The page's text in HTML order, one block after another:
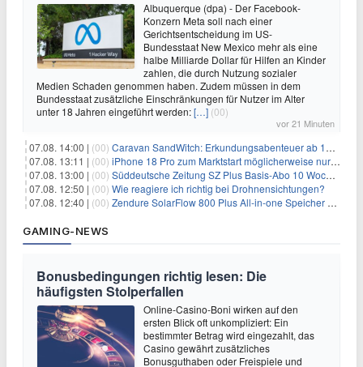
Albuquerque (dpa) - Der Facebook-
Konzern Meta soll nach einer
Gerichtsentscheidung im US-
Bundesstaat New Mexico mehr als eine
halbe Milliarde Dollar für Hilfen an Kinder
zahlen, die durch Nutzung sozialer
Medien Schaden genommen haben. Zudem müssen in dem
Bundesstaat zusätzliche Einschränkungen für Nutzer im Alter
unter 18 Jahren eingeführt werden:[…] (00)
vor 21 Minuten
07.08. 14:00 | (00) Caravan SandWitch: Erkundungsabenteuer ab 13.08. gratis im Epic Games Store
07.08. 13:11 | (00) iPhone 18 Pro zum Marktstart möglicherweise nur begrenzt verfügbar
07.08. 13:00 | (00) Süddeutsche Zeitung SZ Plus Basis-Abo 10 Wochen für 10€
07.08. 12:50 | (00) Wie reagiere ich richtig bei Drohnensichtungen?
07.08. 12:40 | (00) Zendure SolarFlow 800 Plus All-in-one Speicher + Zusatzspeicher AB2000L für 618,96€ – 3,84kWh fürs Balkonkraftwerk
GAMING-NEWS
Bonusbedingungen richtig lesen: Die
häufigsten Stolperfallen
Online-Casino-Boni wirken auf den
ersten Blick oft unkompliziert: Ein
bestimmter Betrag wird eingezahlt, das
Casino gewährt zusätzliches
Bonusguthaben oder Freispiele und